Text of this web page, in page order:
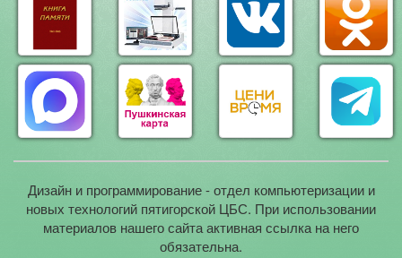
Дизайн и программирование - отдел компьютеризации и
новых технологий пятигорской ЦБС. При использовании
материалов нашего сайта активная ссылка на него
обязательна.